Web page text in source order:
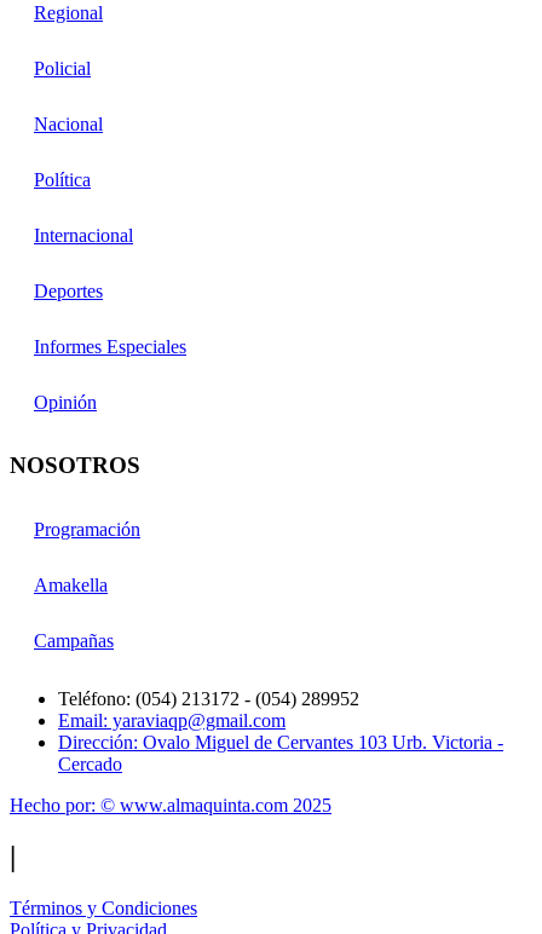
Regional
Policial
Nacional
Política
Internacional
Deportes
Informes Especiales
Opinión
NOSOTROS
Programación
Amakella
Campañas
Teléfono: (054) 213172 - (054) 289952
Email: yaraviaqp@gmail.com
Dirección: Ovalo Miguel de Cervantes 103 Urb. Victoria -
Cercado
Hecho por: © www.almaquinta.com 2025
|
Términos y Condiciones
Política y Privacidad